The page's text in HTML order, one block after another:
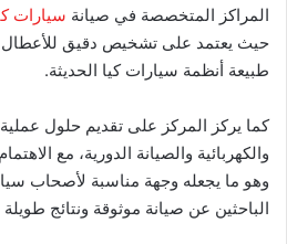
المراكز المتخصصة في صيانة سيارات
حيث يعتمد على تشخيص دقيق للأعطال
طبيعة أنظمة سيارات كيا الحديثة.
كما يركز المركز على تقديم حلول عملية
والكهربائية والصيانة الدورية، مع
وهو ما يجعله وجهة مناسبة لأصحاب
الباحثين عن صيانة موثوقة ونتائج